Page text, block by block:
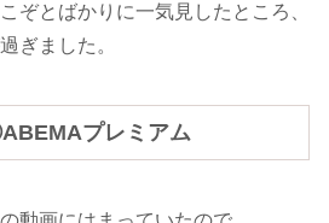
ぞとばかりに一気見したところ、
ぎました。
プレミアム